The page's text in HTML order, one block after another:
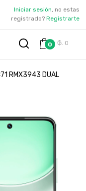
Iniciar sesión, no estas
registrado? Registrarte
0 ₲. 0
RMX3943 DUAL